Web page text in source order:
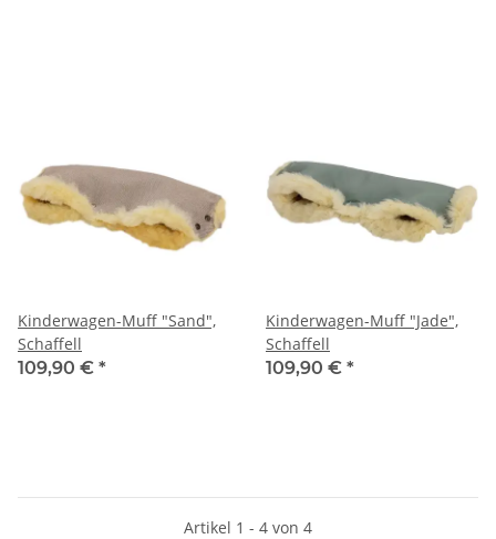
Kinderwagen-Muff "Sand",
Schaffell
109,90 € *
Kinderwagen-Muff "Jade",
Schaffell
109,90 € *
Artikel 1 - 4 von 4